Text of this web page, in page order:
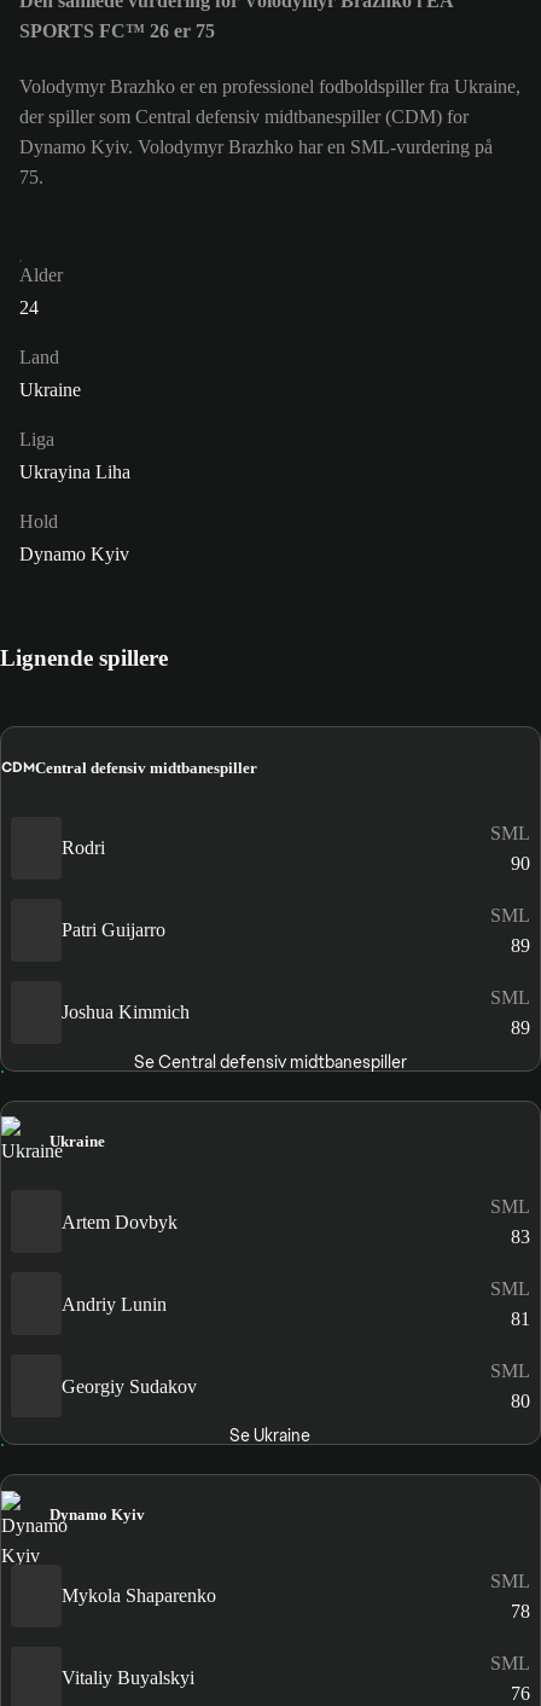
SPORTS FC™ 26 er 75
Volodymyr Brazhko er en professionel fodboldspiller fra Ukraine,
der spiller som Central defensiv midtbanespiller (CDM) for
Dynamo Kyiv. Volodymyr Brazhko har en SML-vurdering på
75.
Alder
24
Land
Ukraine
Liga
Ukrayina Liha
Hold
Dynamo Kyiv
Lignende spillere
CDMCentral defensiv midtbanespiller
Rodri
SML
90
Patri Guijarro
SML
89
Joshua Kimmich
SML
89
Se Central defensiv midtbanespiller
Ukraine
Artem Dovbyk
SML
83
Andriy Lunin
SML
81
Georgiy Sudakov
SML
80
Se Ukraine
Dynamo Kyiv
Mykola Shaparenko
SML
78
Vitaliy Buyalskyi
SML
76